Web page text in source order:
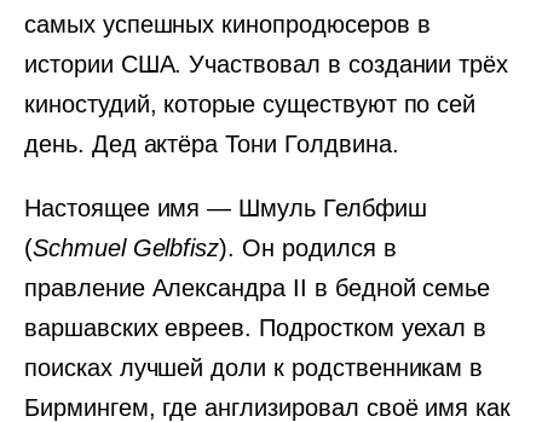
самых успешных кинопродюсеров в
истории США. Участвовал в создании трёх
киностудий, которые существуют по сей
день. Дед актёра Тони Голдвина.
Настоящее имя — Шмуль Гелбфиш
(Schmuel Gelbfisz). Он родился в
правление Александра II в бедной семье
варшавских евреев. Подростком уехал в
поисках лучшей доли к родственникам в
Бирмингем, где англизировал своё имя как